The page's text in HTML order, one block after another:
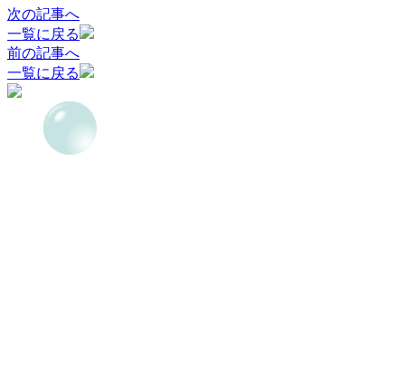
次の記事へ
一覧に戻る
前の記事へ
一覧に戻る